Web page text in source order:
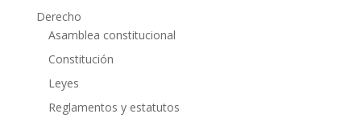
Derecho
Asamblea constitucional
Constitución
Leyes
Reglamentos y estatutos